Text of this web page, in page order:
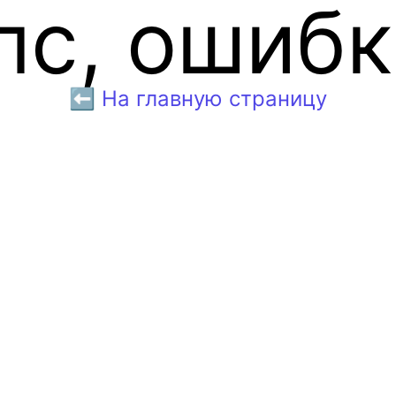
⬅️ На главную страницу